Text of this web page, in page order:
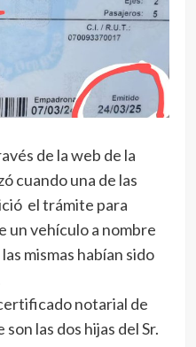
de la web de la
cuando una de las
el trámite para
un vehículo a nombre
mismas habían sido
notarial de
las dos hijas del Sr.